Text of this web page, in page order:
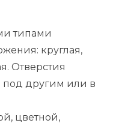
типами
круглая,
Отверстия
под другим или в
цветной,